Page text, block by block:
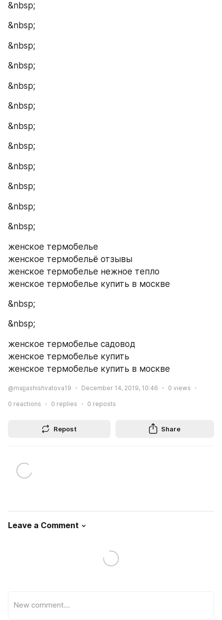
&nbsp;
&nbsp;
&nbsp;
&nbsp;
&nbsp;
&nbsp;
&nbsp;
&nbsp;
&nbsp;
&nbsp;
&nbsp;
&nbsp;
женское термобелье
женское термобельё отзывы
женское термобелье нежное тепло
женское термобелье купить в москве
&nbsp;
&nbsp;
женское термобелье садовод
женское термобелье купить
женское термобелье купить в москве
@majjashishvatova19 December 14, 2019, 10:46 0 views
0 reactions 0 replies 0 reposts
Repost Share
Leave a Comment